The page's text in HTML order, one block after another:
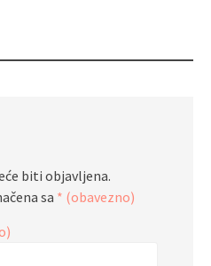
biti objavljena.
sa * (obavezno)